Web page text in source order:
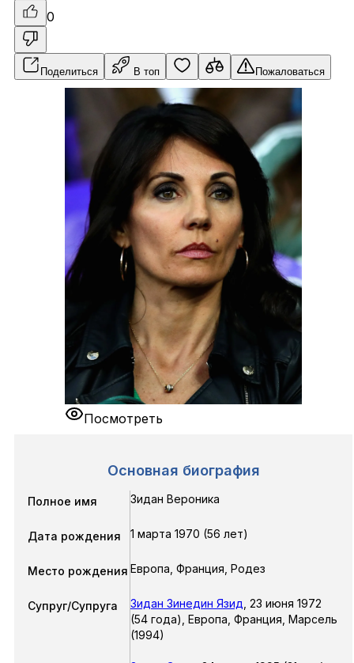
0
Поделиться В топ Пожаловаться
Посмотреть
Основная биография
Полное имя Зидан Вероника
Дата рождения 1 марта 1970 (56 лет)
Место рождения Европа, Франция, Родез
Супруг/Супруга Зидан Зинедин Язид 23 июня 1972
(54 года), Европа, Франция, Марсель
(1994)